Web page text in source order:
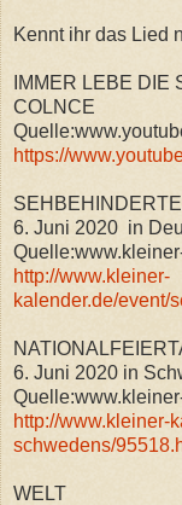
Kennt ihr das Lied
IMMER LEBE
COLNCE
https://
6. Juni 2020 in
http://www.kleiner-
kalender.de/event/
6. Juni 2020 in
http://www.kleiner-
schwedens/
WELT